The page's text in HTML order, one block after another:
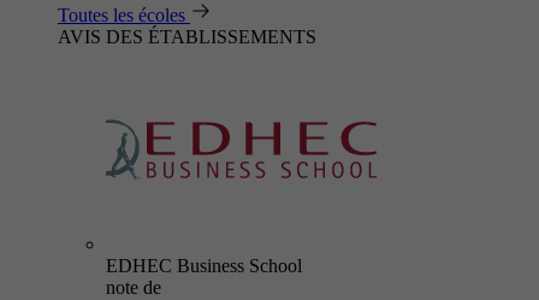
Toutes les écoles
AVIS DES ÉTABLISSEMENTS
EDHEC Business School
note de